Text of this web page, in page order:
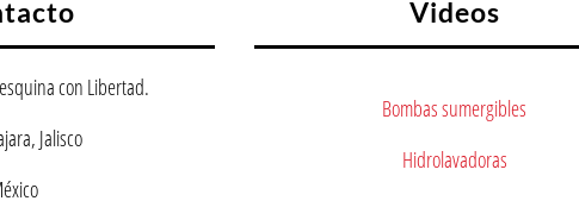
con Libertad.
Jalisco
Videos
Bombas sumergibles
Hidrolavadoras